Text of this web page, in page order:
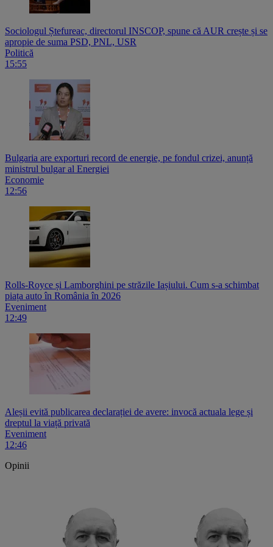
Sociologul Ștefureac, directorul INSCOP, spune că AUR crește și se
apropie de suma PSD, PNL, USR
Politică
15:55
Bulgaria are exporturi record de energie, pe fondul crizei, anunță
ministrul bulgar al Energiei
Economie
12:56
Rolls-Royce și Lamborghini pe străzile Iașiului. Cum s-a schimbat
piața auto în România în 2026
Eveniment
12:49
Aleșii evită publicarea declarației de avere: invocă actuala lege și
dreptul la viață privată
Eveniment
12:46
Opinii